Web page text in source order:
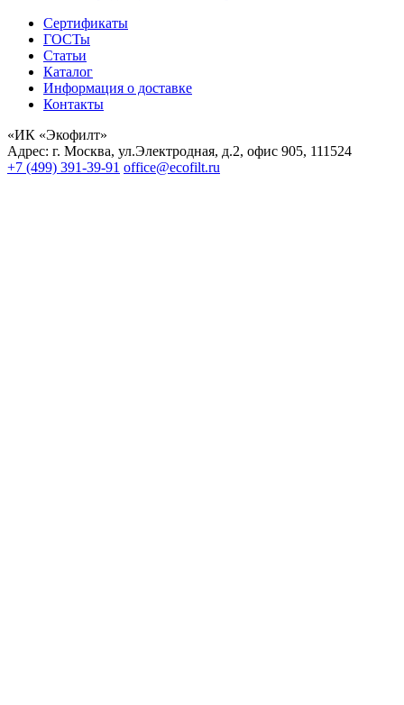
Сертификаты
ГОСТы
Статьи
Каталог
Информация о доставке
Контакты
«ИК «Экофилт»
Адрес: г. Москва, ул.Электродная, д.2, офис 905, 111524
+7 (499) 391-39-91 office@ecofilt.ru